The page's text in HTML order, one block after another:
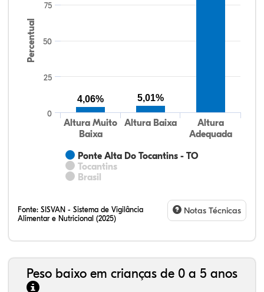
Percentual
Ponte Alta Do Tocantins - TO
Tocantins
Brasil
Altura Muito
Baixa
Altura Baixa
Altura
Adequada
0
25
50
75
4,06% 5,01%
Fonte: SISVAN - Sistema de Vigilância
Alimentar e Nutricional (2025)
Notas Técnicas
Peso baixo em crianças de 0 a 5 anos